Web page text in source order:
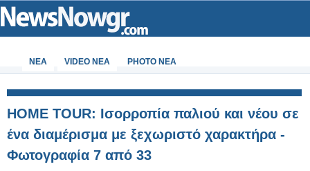
ΝΕΑ VIDEO NEA PHOTO NEA
HOME TOUR: Ισορροπία παλιού και νέου σε
ένα διαμέρισμα με ξεχωριστό χαρακτήρα -
Φωτογραφία 7 από 33